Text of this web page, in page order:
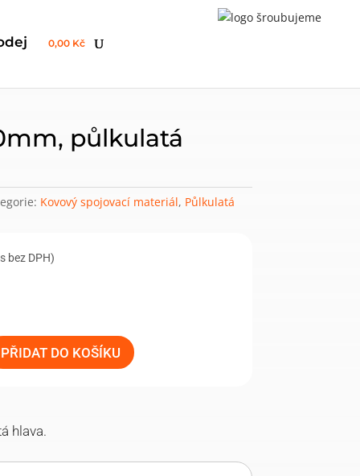
0,00 Kč
půlkulatá
Kovový spojovací materiál, Půlkulatá
bez DPH)
PŘIDAT DO KOŠÍKU
hlava.